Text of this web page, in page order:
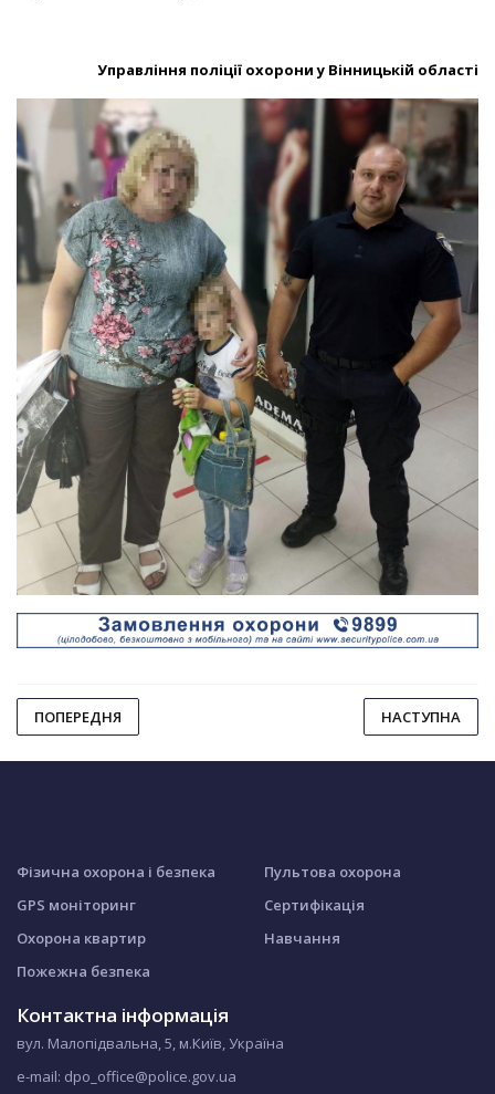
Управління поліції охорони у Вінницькій області
ПОПЕРЕДНЯ НАСТУПНА
Фізична охорона і безпека
GPS моніторинг
Охорона квартир
Пожежна безпека
Пультова охорона
Сертифікація
Навчання
Контактна інформація
вул. Малопідвальна, 5, м.Київ, Україна
e-mail: dpo_office@police.gov.ua